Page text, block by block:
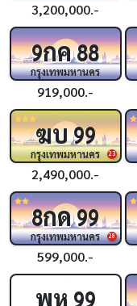
3,200,000.-
9กค88
กรุงเทพมหานคร
919,000.-
23
ฆบ99
กรุงเทพมหานคร
2,490,000.-
28
8กด99
กรุงเทพมหานคร
599,000.-
พห 99